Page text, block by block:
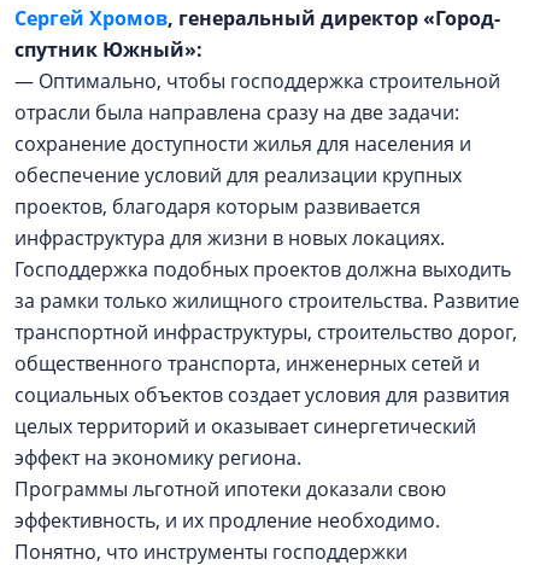
Сергей Хромов, генеральный директор «Город-
спутник Южный»:
— Оптимально, чтобы господдержка строительной
отрасли была направлена сразу на две задачи:
сохранение доступности жилья для населения и
обеспечение условий для реализации крупных
проектов, благодаря которым развивается
инфраструктура для жизни в новых локациях.
Господдержка подобных проектов должна выходить
за рамки только жилищного строительства. Развитие
транспортной инфраструктуры, строительство дорог,
общественного транспорта, инженерных сетей и
социальных объектов создает условия для развития
целых территорий и оказывает синергетический
эффект на экономику региона.
Программы льготной ипотеки доказали свою
эффективность, и их продление необходимо.
Понятно, что инструменты господдержки